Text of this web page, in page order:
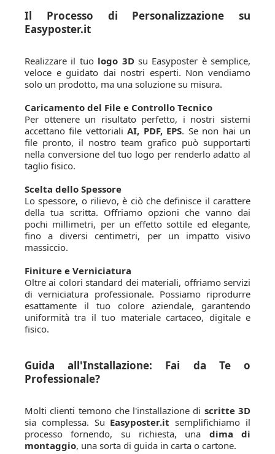
Il Processo di Personalizzazione su
Easyposter.it
Realizzare il tuo logo 3Dsu Easyposter è semplice,
veloce e guidato dai nostri esperti. Non vendiamo
solo un prodotto, ma una soluzione su misura.
Caricamento del File e Controllo Tecnico
Per ottenere un risultato perfetto, i nostri sistemi
accettano file vettorialiAI, PDF, EPS. Se non hai un
file pronto, il nostro team grafico può supportarti
nella conversione del tuo logo per renderlo adatto al
taglio fisico.
Scelta dello Spessore
Lo spessore, o rilievo, è ciò che definisce il carattere
della tua scritta. Offriamo opzioni che vanno dai
pochi millimetri, per un effetto sottile ed elegante,
fino a diversi centimetri, per un impatto visivo
massiccio.
Finiture e Verniciatura
Oltre ai colori standard dei materiali, offriamo servizi
di verniciatura professionale. Possiamo riprodurre
esattamente il tuo colore aziendale, garantendo
uniformità tra il tuo materiale cartaceo, digitale e
fisico.
Guida all'Installazione: Fai da Te o
Professionale?
Molti clienti temono che l'installazione di scritte 3D
sia complessa. Su Easyposter.it semplifichiamo il
processo fornendo, su richiesta, una dima di
montaggio, una sorta di guida in carta o cartone.